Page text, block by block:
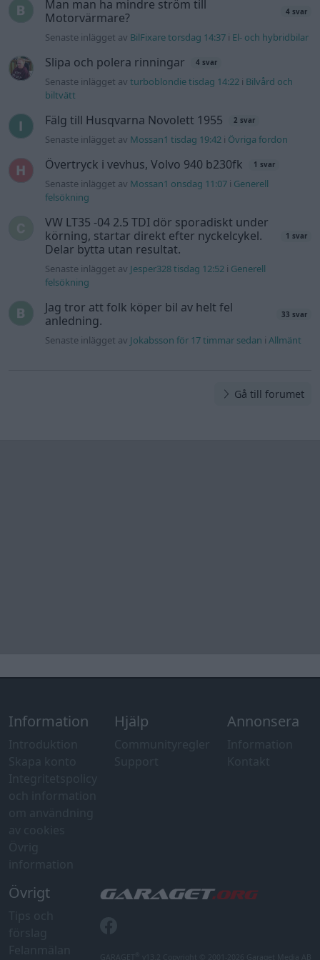
Man man ha mindre ström till
Motorvärmare?
4 svar
Senaste inlägget av BilFixare torsdag 14:37 i El- och hybridbilar
Slipa och polera rinningar 4 svar
Senaste inlägget avturboblondie tisdag 14:22 i Bilvård och
biltvätt
Fälg till Husqvarna Novolett 1955 2 svar
Senaste inlägget av Mossan1 tisdag 19:42 i Övriga fordon
Övertryck i vevhus, Volvo 940 b230fk 1 svar
Senaste inlägget av Mossan1 onsdag 11:07 i Generell
felsökning
VW LT35 -04 2.5 TDI dör sporadiskt under
körning, startar direkt efter nyckelcykel.
Delar bytta utan resultat.
1 svar
Senaste inlägget av Jesper328 tisdag 12:52 i Generell
felsökning
Jag tror att folk köper bil av helt fel
anledning.
33 svar
Senaste inlägget av Jokabsson för 17 timmar sedan iAllmänt
Gå till forumet
Tips och